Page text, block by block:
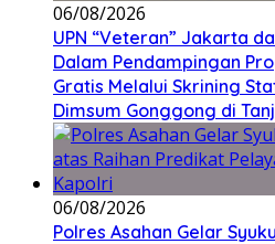
06/08/2026
UPN “Veteran” Jakarta
Dalam Pendampingan
Gratis Melalui Skrining
Dimsum Gonggong di
06/08/2026
Polres Asahan Gelar